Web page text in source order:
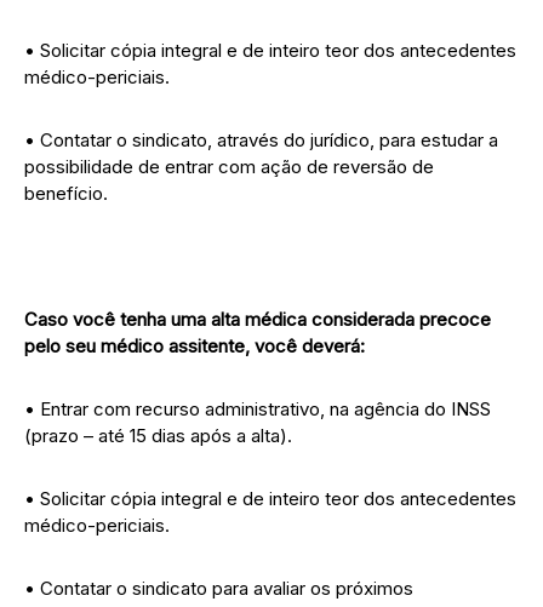
• Solicitar cópia integral e de inteiro teor dos antecedentes
médico-periciais.
• Contatar o sindicato, através do jurídico, para estudar a
possibilidade de entrar com ação de reversão de
benefício.
Caso você tenha uma alta médica considerada precoce
pelo seu médico assitente, você deverá:
• Entrar com recurso administrativo, na agência do INSS
(prazo – até 15 dias após a alta).
• Solicitar cópia integral e de inteiro teor dos antecedentes
médico-periciais.
• Contatar o sindicato para avaliar os próximos